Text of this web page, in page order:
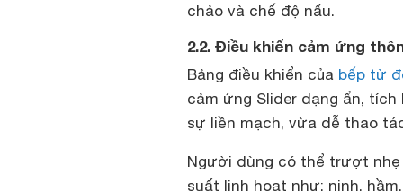
chảo và chế độ nấu.
2.2. Điều khiển cảm ứng
Bảng điều khiển của bếp từ
cảm ứng Slider dạng ẩn,
sự liền mạch, vừa dễ thao
Người dùng có thể trượt
suất linh hoạt như: ninh,